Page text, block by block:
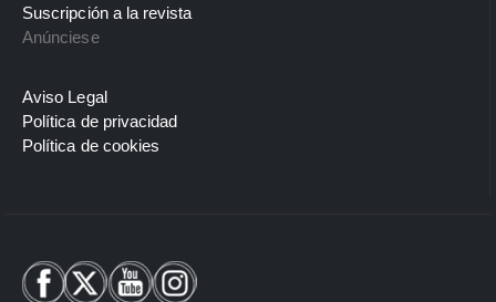
Suscripción a la revista
Anúnciese
Aviso Legal
Política de privacidad
Política de cookies